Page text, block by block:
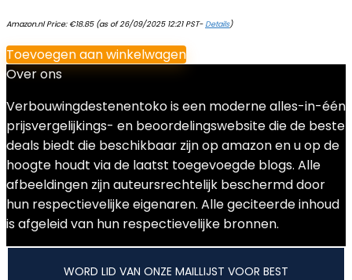
Amazon.nl Price: €18.85(as of 26/09/2025 12:21 PST-Details)
Toevoegen aan winkelwagen
Over ons
Verbouwingdestenentoko is een moderne alles-in-één
prijsvergelijkings- en beoordelingswebsite die de beste
deals biedt die beschikbaar zijn op amazon en u op de
hoogte houdt via de laatst toegevoegde blogs. Alle
afbeeldingen zijn auteursrechtelijk beschermd door
hun respectievelijke eigenaren. Alle geciteerde inhoud
is afgeleid van hun respectievelijke bronnen.
WORD LID VAN ONZE MAILLIJST VOOR BEST